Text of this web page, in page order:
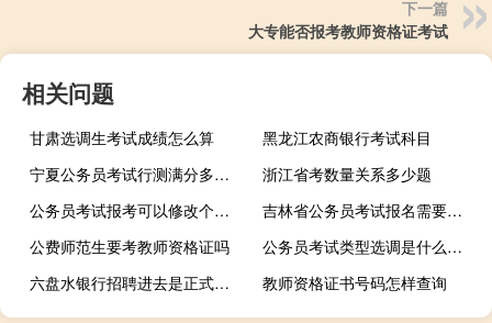
下一篇
大专能否报考教师资格证考试
相关问题
甘肃选调生考试成绩怎么算
黑龙江农商银行考试科目
宁夏公务员考试行测满分多少分
浙江省考数量关系多少题
公务员考试报考可以修改个人信息吗
吉林省公务员考试报名需要哪些材料
公费师范生要考教师资格证吗
公务员考试类型选调是什么意思
六盘水银行招聘进去是正式员工吗
教师资格证书号码怎样查询